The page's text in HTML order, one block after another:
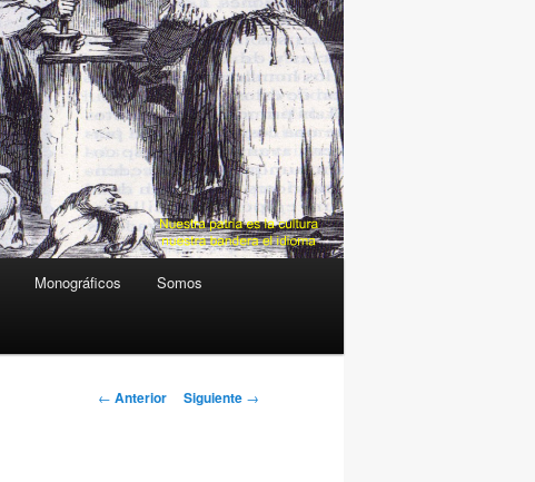
Monográficos Somos
Navegación
← Anterior Siguiente →